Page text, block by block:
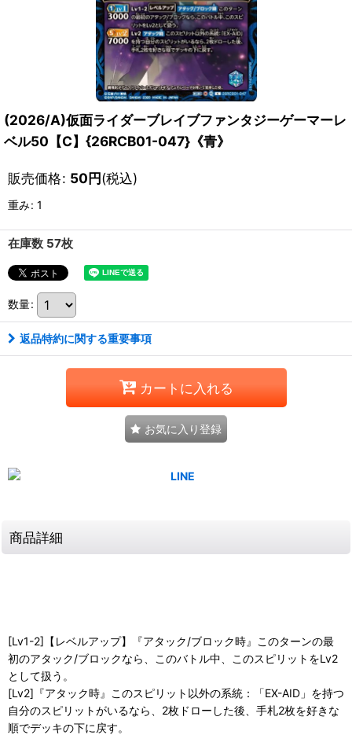
(2026/A)仮面ライダーブレイブファンタジーゲーマーレ
ベル50【C】{26RCB01-047}《青》
販売価格: 50円(税込)
重み: 1
在庫数 57枚
数量:
返品特約に関する重要事項
カートに入れる
お気に入り登録
商品詳細
[Lv1-2]【レベルアップ】『アタック/ブロック時』このターンの最
初のアタック/ブロックなら、このバトル中、このスピリットをLv2
として扱う。
[Lv2]『アタック時』このスピリット以外の系統：「EX-AID」を持つ
自分のスピリットがいるなら、2枚ドローした後、手札2枚を好きな
順でデッキの下に戻す。